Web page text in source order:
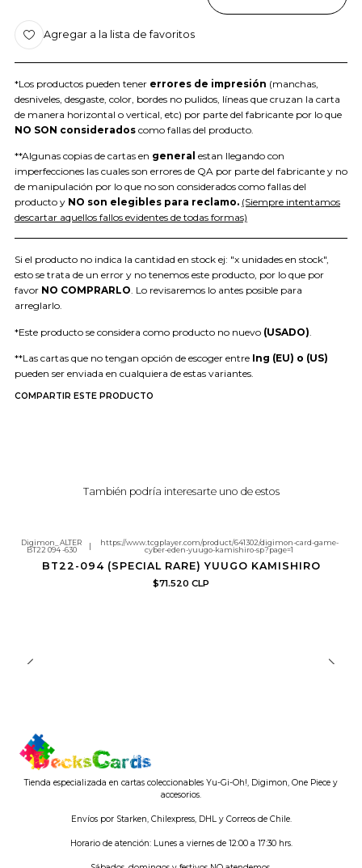
Agregar a la lista de favoritos
*Los productos pueden tener errores de impresión (manchas,
desniveles, desgaste, color, bordes no pulidos, líneas que cruzan la carta
de manera horizontal o vertical, etc) por parte del fabricante por lo que
NO SON considerados como fallas del producto.
**Algunas copias de cartas en general estan llegando con
imperfecciones las cuales son errores de QA por parte del fabricante y no
de manipulación por lo que no son considerados como fallas del
producto y NO son elegibles para reclamo. (Siempre intentamos
descartar aquellos fallos evidentes de todas formas)
Si el producto no indica la cantidad en stock ej: "x unidades en stock",
esto se trata de un error y no tenemos este producto, por lo que por
favor NO COMPRARLO. Lo revisaremos lo antes posible para
arreglarlo.
*Este producto se considera como producto no nuevo (USADO)
**Las cartas que no tengan opción de escoger entre Ing (EU) o (US)
pueden ser enviada en cualquiera de estas variantes.
COMPARTIR ESTE PRODUCTO
También podría interesarte uno de estos
Digimon_ALTER
BT22 094 -630
|
https://www.tcgplayer.com/product/641302/digimon-card-game-
cyber-eden-yuugo-kamishiro-sp?page=1
BT22-094 (SPECIAL RARE) YUUGO KAMISHIRO
$71.520 CLP
Tienda especializada en cartas coleccionables Yu-Gi-Oh!, Digimon, One Piece y
accesorios.
Envíos por Starken, Chilexpress, DHL y Correos de Chile.
Horario de atención: Lunes a viernes de 12:00 a 17:30 hrs.